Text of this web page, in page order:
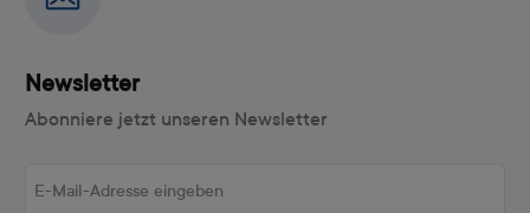
Newsletter
Abonniere jetzt unseren Newsletter